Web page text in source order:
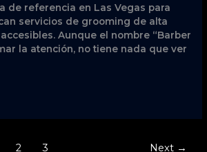
de referencia en Las Vegas para
servicios de grooming de alta
Aunque el nombre “Barber
la atención, no tiene nada que ver
2 3 Next →